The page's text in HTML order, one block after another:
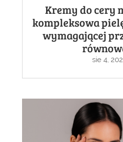
Kremy do cery
kompleksowa
wymagającej
sie 4,